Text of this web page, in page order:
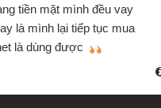
bán nhỏ lẻ nhiều lúc cần
qua bạn bè giới thiệu
của mình nhanh chóng